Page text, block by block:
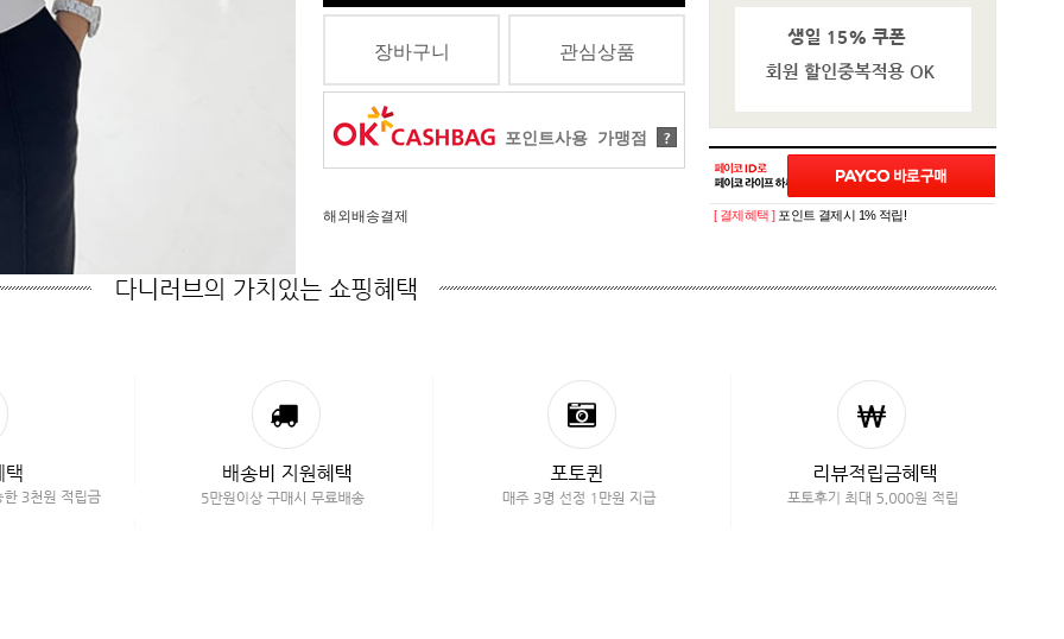
장바구니 관심상품
포인트사용 가맹점 ?
해외배송결제 [ 결제혜택 ] 포인트 결제시 1% 적립!